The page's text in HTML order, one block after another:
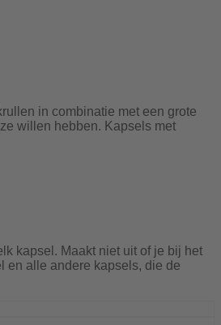
in combinatie met een grote
willen hebben. Kapsels met
kapsel. Maakt niet uit of je bij het
en alle andere kapsels, die de